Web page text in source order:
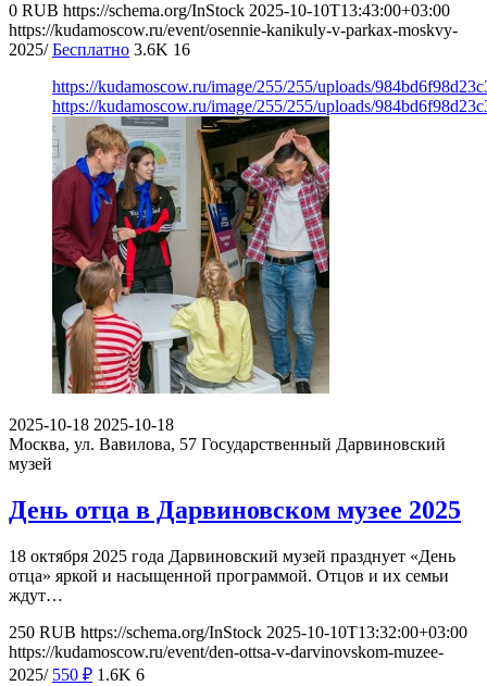
0 RUB https://schema.org/InStock 2025-10-10T13:43:00+03:00
https://kudamoscow.ru/event/osennie-kanikuly-v-parkax-moskvy-
2025/ Бесплатно 3.6K 16
https://kudamoscow.ru/image/255/255/uploads/
https://kudamoscow.ru/image/255/255/uploads/
2025-10-18 2025-10-18
Москва, ул. Вавилова, 57 Государственный Дарвиновский
музей
День отца в Дарвиновском музее 2025
18 октября 2025 года Дарвиновский музей празднует «День
отца» яркой и насыщенной программой. Отцов и их семьи
ждут…
250 RUB https://schema.org/InStock 2025-10-10T13:32:00+03:00
https://kudamoscow.ru/event/den-ottsa-v-darvinovskom-muzee-
2025/ 550 ₽ 1.6K 6